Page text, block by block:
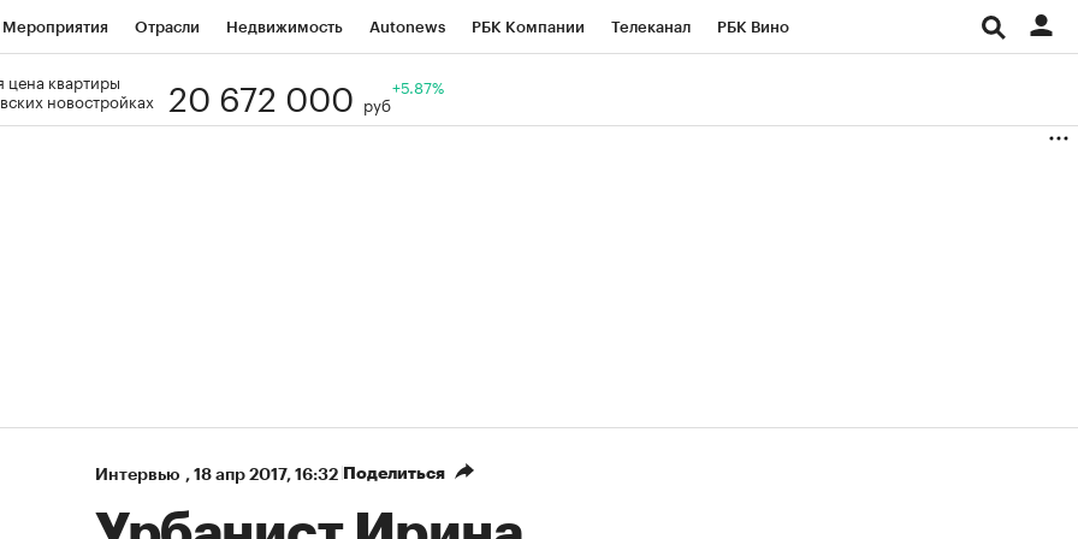
Мероприятия Отрасли Недвижимость Autonews РБК Компании Телеканал РБК Вино
Визионеры
цена квартиры
новостройках
20 672 000 руб
+5.87%
Интервью , 18 апр 2017, 16:32 Поделиться